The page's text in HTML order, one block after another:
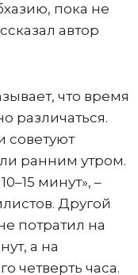
пока не
автор
что время
различаться.
советуют
ранним утром.
минут», –
Другой
потратил на
а на
четверть часа.